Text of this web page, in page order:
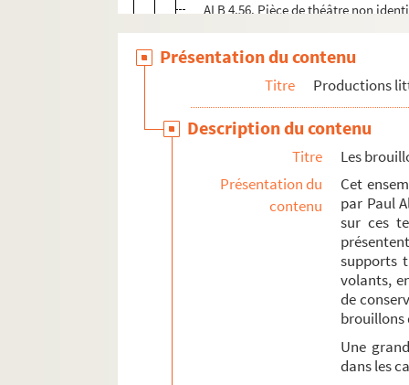
ALB 4.56. Pièce de théâtre non
ALB 4.57. Structure d'une pièce de
ALB 4.58. Pièce de théâtre non
ALB 4.59. Pièce de théâtre non
ALB 4.60. Résumé de la scène VII
Histoires, contes et légendes
Recueils et carnets
ALB 4.94. Prières à Notre-Dame de
Les manuscrits de Paul Albarel
ALB 4.114. Épreuves corrigées
Les publications de Paul Albarel
Travaux d'érudition et sociétés savantes
Présentation du contenu
Titre Productions
Description du contenu
Titre
Les
Présentation du
contenu
Cet
par Paul
sur ces
supports
volants,
de
Une
dans les